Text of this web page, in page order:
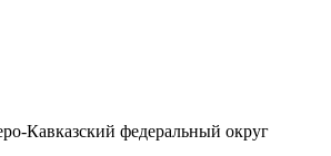
Кавказский федеральный округ